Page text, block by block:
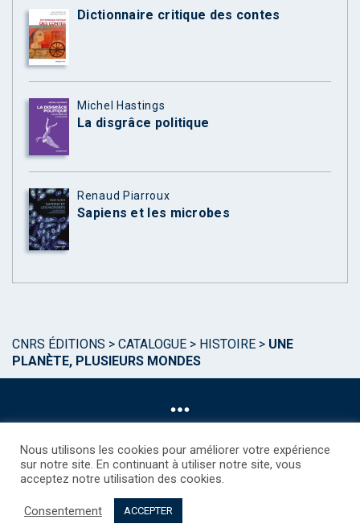
Dictionnaire critique des contes
Michel Hastings
La disgrâce politique
Renaud Piarroux
Sapiens et les microbes
CNRS ÉDITIONS > CATALOGUE > HISTOIRE > UNE
PLANÈTE, PLUSIEURS MONDES
©CNRS EDITIONS 2025
Droits étrangers / Foreign rights
Nous utilisons les cookies pour améliorer votre expérience
sur notre site. En continuant à utiliser notre site, vous
acceptez notre utilisation des cookies.
Consentement ACCEPTER